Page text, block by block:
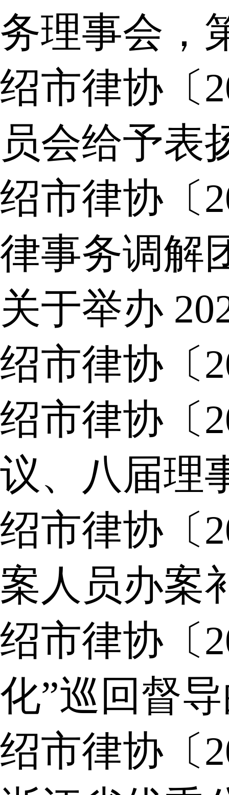
务理事会，
绍市律协〔
员会给予表
绍市律协〔
律事务调解
关于举办
绍市律协〔
绍市律协〔
议、八届理
绍市律协〔
案人员办案
绍市律协〔
化”巡回督
绍市律协〔